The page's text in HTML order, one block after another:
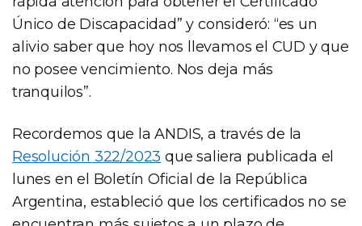
Único de Discapacidad” y consideró: “es un
alivio saber que hoy nos llevamos el CUD y que
no posee vencimiento. Nos deja más
tranquilos”.
Recordemos que la ANDIS, a través de la
Resolución 322/2023 que saliera publicada el
lunes en el Boletín Oficial de la República
Argentina, estableció que los certificados no se